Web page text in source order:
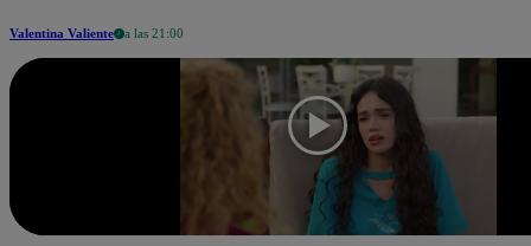
Valentina Valiente a las 21:00